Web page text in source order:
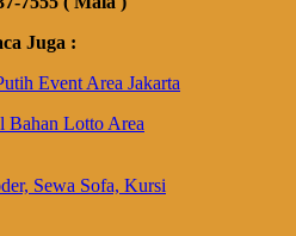
Juga :
Event Area Jakarta
Bahan Lotto Area
Sewa Sofa, Kursi